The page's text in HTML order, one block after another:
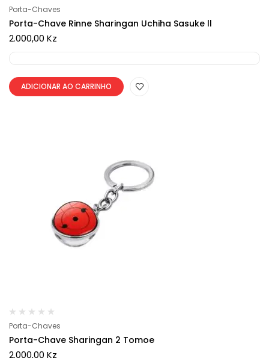
Porta-Chaves
Porta-Chave Rinne Sharingan Uchiha Sasuke ll
2.000,00 Kz
ADICIONAR AO CARRINHO
Porta-Chaves
Porta-Chave Sharingan 2 Tomoe
2.000,00 Kz